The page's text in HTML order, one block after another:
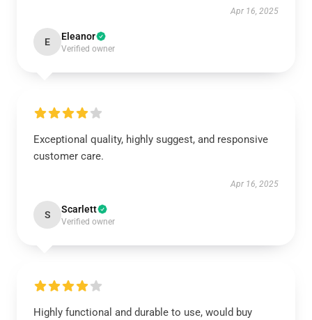
Apr 16, 2025
E Eleanor
Verified owner
Exceptional quality, highly suggest, and responsive
customer care.
Apr 16, 2025
S Scarlett
Verified owner
Highly functional and durable to use, would buy